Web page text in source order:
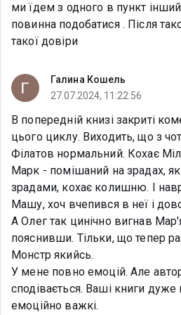
ми їдем з одного в пункт
повинна подобатися . Після
такої довіри
Галина Кошель
27.07.2024, 11:22:56
В попередній книзі закриті
цього циклу. Виходить, що з
Філатов нормальний. Кохає
Марк - помішаний на зрадах,
зрадами, кохає колишню. І
Машу, хоч вчепився в неї і
А Олег так цинічно вигнав
пояснивши. Тільки, що тепер
Монстр якийсь.
У мене повно емоцій. Але автор
сподівається. Ваші книги дуже
емоційно важкі.